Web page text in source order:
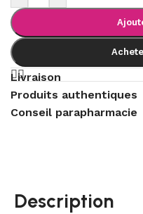
Livraison
Produits authentiques
Conseil parapharmacie
Description